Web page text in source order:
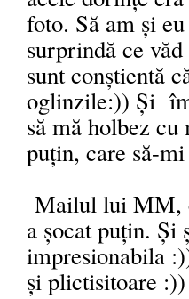
foto. Să am și
surprindă ce
sunt conștientă
oglinzile:)) Și
să mă holbez
puțin, care să-
Mailul lui MM,
a șocat puțin. Și
impresionabila
și plictisitoare